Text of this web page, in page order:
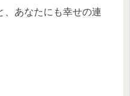
、あなたにも幸せの連